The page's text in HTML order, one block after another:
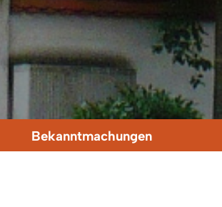
Bekanntmachungen